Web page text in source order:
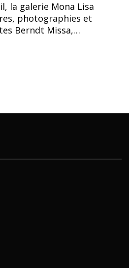
la galerie Mona Lisa
photographies et
Berndt Missa,…